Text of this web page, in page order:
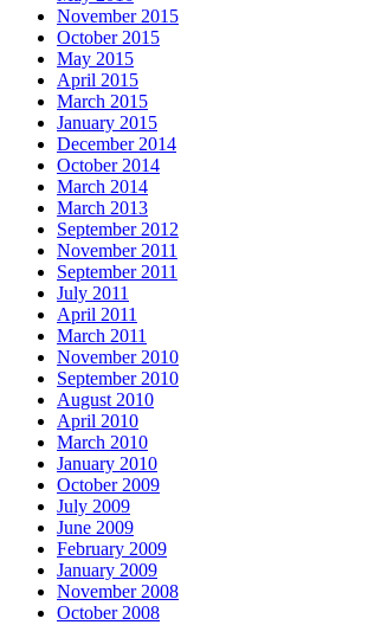
November 2015
October 2015
May 2015
April 2015
March 2015
January 2015
December 2014
October 2014
March 2014
March 2013
September 2012
November 2011
September 2011
July 2011
April 2011
March 2011
November 2010
September 2010
August 2010
April 2010
March 2010
January 2010
October 2009
July 2009
June 2009
February 2009
January 2009
November 2008
October 2008